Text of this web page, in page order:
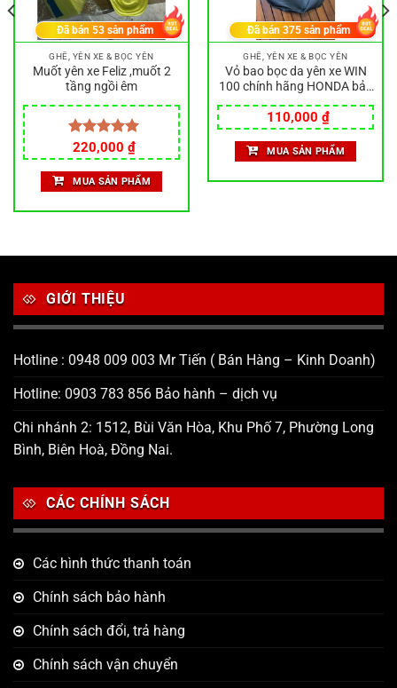
GHẾ, YÊN XE & BỌC YÊN
Muốt yên xe Feliz ,muốt 2
tầng ngồi êm
Được xếp
hạng5.00
5 sao
220,000 ₫
Đã bán 53sản phẩm
MUA SẢN PHẨM
GHẾ, YÊN XE & BỌC YÊN
Vỏ bao bọc da yên xe WIN
100 chính hãng HONDA bảo
110,000 ₫
Đã bán375 sản phẩm
MUA SẢN PHẨM
GIỚI THIỆU
Hotline : 0948 009 003 Mr Tiến ( Bán Hàng – Kinh Doanh)
Hotline: 0903 783 856 Bảo hành – dịch vụ
Chi nhánh 2: 1512, Bùi Văn Hòa, Khu Phố 7, Phường Long
Bình, Biên Hoà, Đồng Nai.
CÁC CHÍNH SÁCH
Các hình thức thanh toán
Chính sách bảo hành
Chính sách đổi, trả hàng
Chính sách vận chuyển